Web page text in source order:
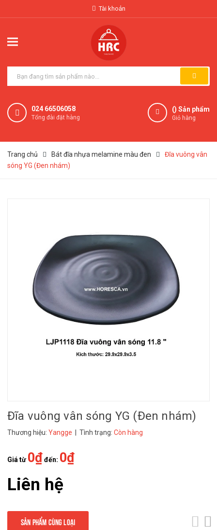
Tài khoản
024 66506058
Tổng đài đặt hàng
() Sản phẩm
Giỏ hàng
Trang chủ Bát đĩa nhựa melamine màu đen
Đĩa vuông vân
sóng YG (Đen nhám)
Đĩa vuông vân sóng YG (Đen nhám)
Thương hiệu: Yangge | Tình trạng: Còn hàng
Giá từ 0₫đến: 0₫
Liên hệ
SẢN PHẨM CÙNG LOẠI